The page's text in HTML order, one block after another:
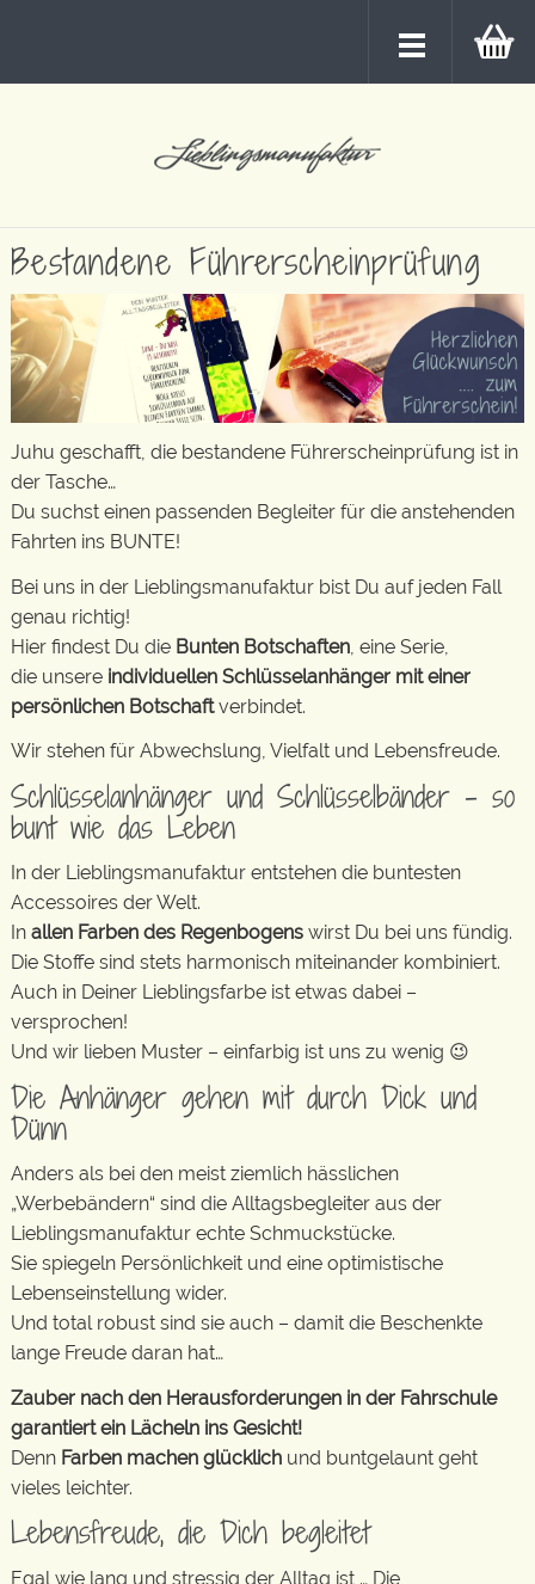
Bestandene Führerscheinprüfung
Juhu geschafft, die bestandene Führerscheinprüfung ist in
der Tasche…
Du suchst einen passenden Begleiter für die anstehenden
Fahrten ins BUNTE!
Bei uns in der Lieblingsmanufaktur bist Du auf jeden Fall
genau richtig!
Hier findest Du die Bunten Botschaften , eine Serie,
die unsere individuellen Schlüsselanhänger mit einer
persönlichen Botschaftverbindet.
Wir stehen für Abwechslung, Vielfalt und Lebensfreude.
Schlüsselanhänger und Schlüsselbänder – so
bunt wie das Leben
In der Lieblingsmanufaktur entstehen die buntesten
Accessoires der Welt.
In allen Farben des Regenbogens wirst Du bei uns fündig.
Die Stoffe sind stets harmonisch miteinander kombiniert.
Auch in Deiner Lieblingsfarbe ist etwas dabei –
versprochen!
Und wir lieben Muster – einfarbig ist uns zu wenig 😉
Die Anhänger gehen mit durch Dick und
Dünn
Anders als bei den meist ziemlich hässlichen
„Werbebändern“ sind die Alltagsbegleiter aus der
Lieblingsmanufaktur echte Schmuckstücke.
Sie spiegeln Persönlichkeit und eine optimistische
Lebenseinstellung wider.
Und total robust sind sie auch – damit die Beschenkte
lange Freude daran hat…
Zauber nach den Herausforderungen in der Fahrschule
garantiert ein Lächeln ins Gesicht!
Denn Farben machen glücklich und buntgelaunt geht
vieles leichter.
Lebensfreude, die Dich begleitet
Egal wie lang und stressig der Alltag ist … Die